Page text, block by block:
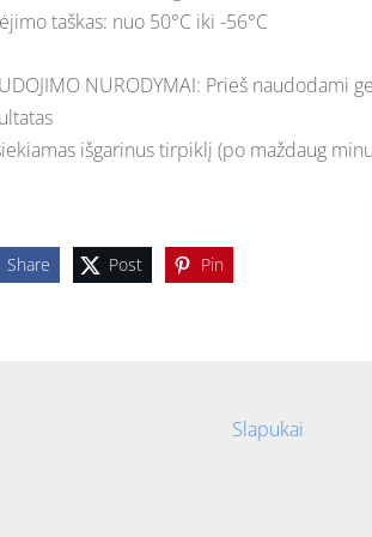
taškas: nuo 50°C iki -56°C
NURODYMAI: Prieš naudodami
išgarinus tirpiklį (po maždaug
Share Post Pin
Slapukai